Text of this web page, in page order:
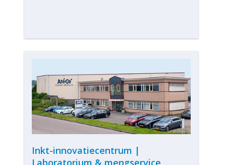
Inkt-innovatiecentrum |
Laboratorium & mengservice